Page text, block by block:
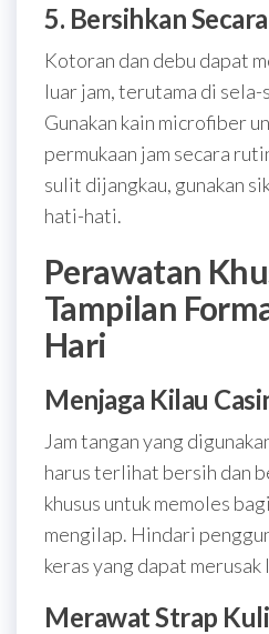
5. Bersihkan
Kotoran dan debu dapat
luar jam, terutama di
Gunakan kain microfiber
permukaan jam secara
sulit dijangkau, gunakan
hati-hati.
Perawatan
Tampilan
Hari
Menjaga Kilau
Jam tangan yang
harus terlihat bersih dan
khusus untuk memoles
mengilap. Hindari
keras yang dapat
Merawat Strap